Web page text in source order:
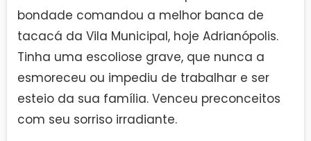
bondade comandou a melhor banca de
tacacá da Vila Municipal, hoje Adrianópolis.
Tinha uma escoliose grave, que nunca a
esmoreceu ou impediu de trabalhar e ser
esteio da sua família. Venceu preconceitos
com seu sorriso irradiante.